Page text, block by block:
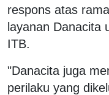
respons atas
layanan Danacita
ITB.
"Danacita juga
perilaku yang